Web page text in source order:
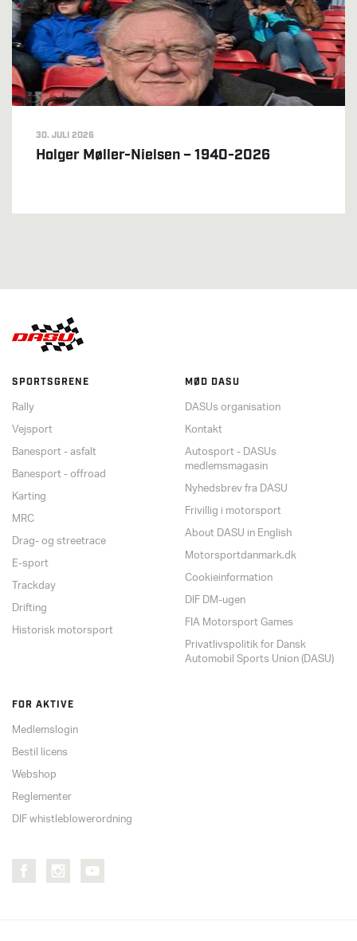
30. JULI 2026
Holger Møller-Nielsen – 1940-2026
SPORTSGRENE
Rally
Vejsport
Banesport - asfalt
Banesport - offroad
Karting
MRC
Drag- og streetrace
E-sport
Trackday
Drifting
Historisk motorsport
MØD DASU
DASUs organisation
Kontakt
Autosport - DASUs
medlemsmagasin
Nyhedsbrev fra DASU
Frivillig i motorsport
About DASU in English
Motorsportdanmark.dk
Cookieinformation
DIF DM-ugen
FIA Motorsport Games
Privatlivspolitik for Dansk
Automobil Sports Union (DASU)
FOR AKTIVE
Medlemslogin
Bestil licens
Webshop
Reglementer
DIF whistleblowerordning